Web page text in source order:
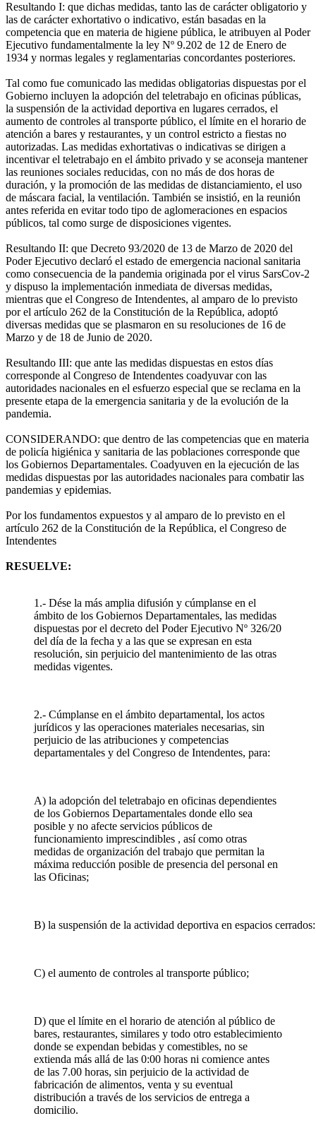
Resultando I: que dichas medidas, tanto las de carácter obligatorio y
las de carácter exhortativo o indicativo, están basadas en la
competencia que en materia de higiene pública, le atribuyen al Poder
Ejecutivo fundamentalmente la ley Nº 9.202 de 12 de Enero de
1934 y normas legales y reglamentarias concordantes posteriores.
Tal como fue comunicado las medidas obligatorias dispuestas por el
Gobierno incluyen la adopción del teletrabajo en oficinas públicas,
la suspensión de la actividad deportiva en lugares cerrados, el
aumento de controles al transporte público, el límite en el horario de
atención a bares y restaurantes, y un control estricto a fiestas no
autorizadas. Las medidas exhortativas o indicativas se dirigen a
incentivar el teletrabajo en el ámbito privado y se aconseja mantener
las reuniones sociales reducidas, con no más de dos horas de
duración, y la promoción de las medidas de distanciamiento, el uso
de máscara facial, la ventilación. También se insistió, en la reunión
antes referida en evitar todo tipo de aglomeraciones en espacios
públicos, tal como surge de disposiciones vigentes.
Resultando II: que Decreto 93/2020 de 13 de Marzo de 2020 del
Poder Ejecutivo declaró el estado de emergencia nacional sanitaria
como consecuencia de la pandemia originada por el virus SarsCov-2
y dispuso la implementación inmediata de diversas medidas,
mientras que el Congreso de Intendentes, al amparo de lo previsto
por el artículo 262 de la Constitución de la República, adoptó
diversas medidas que se plasmaron en su resoluciones de 16 de
Marzo y de 18 de Junio de 2020.
Resultando III: que ante las medidas dispuestas en estos días
corresponde al Congreso de Intendentes coadyuvar con las
autoridades nacionales en el esfuerzo especial que se reclama en la
presente etapa de la emergencia sanitaria y de la evolución de la
pandemia.
CONSIDERANDO: que dentro de las competencias que en materia
de policía higiénica y sanitaria de las poblaciones corresponde que
los Gobiernos Departamentales. Coadyuven en la ejecución de las
medidas dispuestas por las autoridades nacionales para combatir las
pandemias y epidemias.
Por los fundamentos expuestos y al amparo de lo previsto en el
artículo 262 de la Constitución de la República, el Congreso de
Intendentes
RESUELVE:
1.- Dése la más amplia difusión y cúmplanse en el
ámbito de los Gobiernos Departamentales, las medidas
dispuestas por el decreto del Poder Ejecutivo Nº 326/20
del día de la fecha y a las que se expresan en esta
resolución, sin perjuicio del mantenimiento de las otras
medidas vigentes.
2.- Cúmplanse en el ámbito departamental, los actos
jurídicos y las operaciones materiales necesarias, sin
perjuicio de las atribuciones y competencias
departamentales y del Congreso de Intendentes, para:
A) la adopción del teletrabajo en oficinas dependientes
de los Gobiernos Departamentales donde ello sea
posible y no afecte servicios públicos de
funcionamiento imprescindibles , así como otras
medidas de organización del trabajo que permitan la
máxima reducción posible de presencia del personal en
las Oficinas;
B) la suspensión de la actividad deportiva en espacios cerrados:
C) el aumento de controles al transporte público;
D) que el límite en el horario de atención al público de
bares, restaurantes, similares y todo otro establecimiento
donde se expendan bebidas y comestibles, no se
extienda más allá de las 0:00 horas ni comience antes
de las 7.00 horas, sin perjuicio de la actividad de
fabricación de alimentos, venta y su eventual
distribución a través de los servicios de entrega a
domicilio.